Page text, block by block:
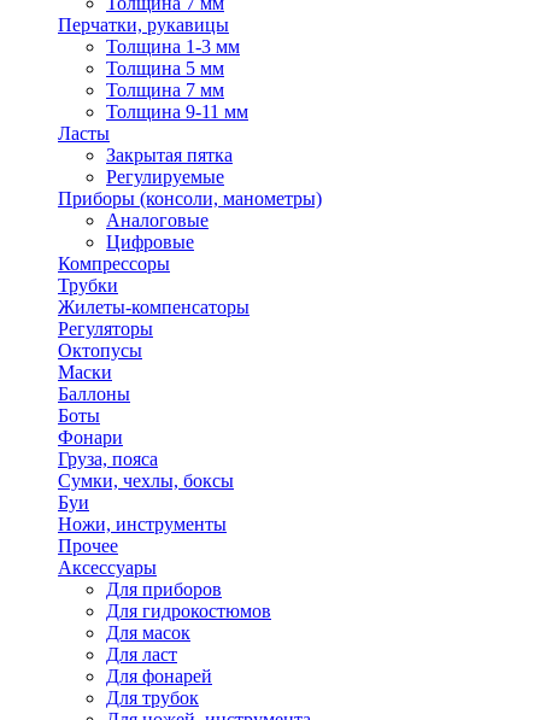
Перчатки, рукавицы
Толщина 1-3 мм
Толщина 5 мм
Толщина 7 мм
Толщина 9-11 мм
Ласты
Закрытая пятка
Регулируемые
Приборы (консоли, манометры)
Аналоговые
Цифровые
Компрессоры
Трубки
Жилеты-компенсаторы
Регуляторы
Октопусы
Маски
Баллоны
Боты
Фонари
Груза, пояса
Сумки, чехлы, боксы
Буи
Ножи, инструменты
Прочее
Аксессуары
Для приборов
Для гидрокостюмов
Для масок
Для ласт
Для фонарей
Для трубок